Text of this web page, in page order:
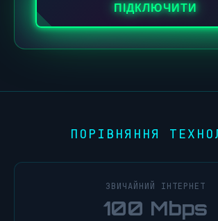
ПІДКЛЮЧИТИ
ПОРІВНЯННЯ
ЗВИЧАЙНИЙ ІНТЕРНЕТ
100 Mbps